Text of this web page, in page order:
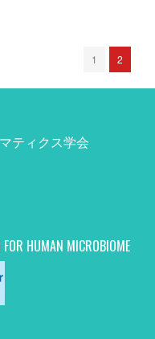
1 2
ティクス学会
HUMAN MICROBIOME